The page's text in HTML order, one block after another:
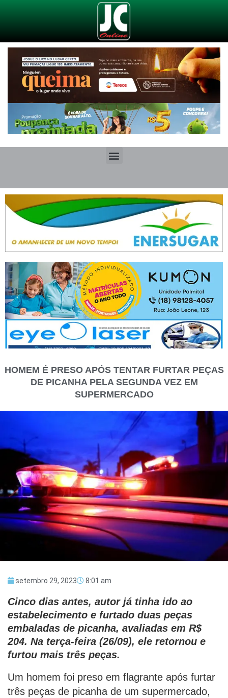
HOMEM É PRESO APÓS TENTAR FURTAR PEÇAS
DE PICANHA PELA SEGUNDA VEZ EM
SUPERMERCADO
setembro 29, 2023 8:01 am
Cinco dias antes, autor já tinha ido ao
estabelecimento e furtado duas peças
embaladas de picanha, avaliadas em R$
204. Na terça-feira (26/09), ele retornou e
furtou mais três peças.
Um homem foi preso em flagrante após furtar
três peças de picanha de um supermercado,